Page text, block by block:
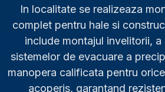
In localitate se realizeaza
complet pentru hale si
include montajul invelitorii,
sistemelor de evacuare a
manopera calificata pentru
acoperis, garantand